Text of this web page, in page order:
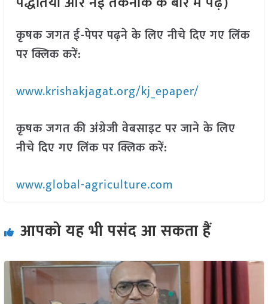
कृषक जगत ई-पेपर पढ़ने के लिए नीचे दिए गए लिंक
पर क्लिक करें:
www.krishakjagat.org/kj_epaper/
कृषक जगत की अंग्रेजी वेबसाइट पर जाने के लिए
नीचे दिए गए लिंक पर क्लिक करें:
www.global-agriculture.com
आपको यह भी पसंद आ सकता हैं